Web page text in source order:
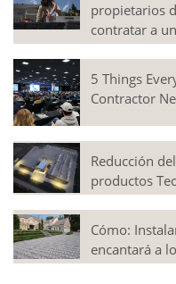
propietarios
contratar a
5 Things
Contractor
Reducción
productos
Cómo:
encantará a